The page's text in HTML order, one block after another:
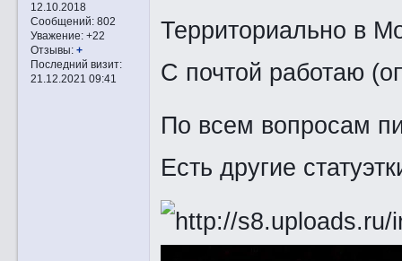
12.10.2018
Сообщений:802
Уважение: +22
Отзывы: +
Последний визит:
21.12.2021 09:41
Территориально в
С почтой работаю
По всем вопросам
Есть другие